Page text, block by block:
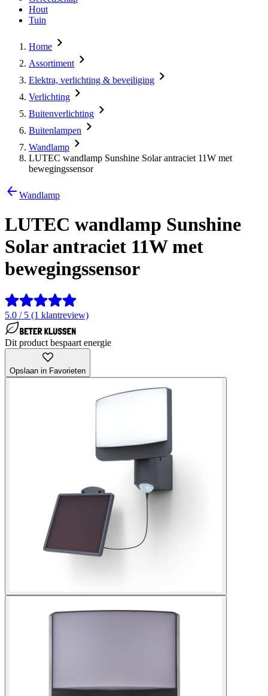
Hout
Tuin
Home
Assortiment
Elektra, verlichting & beveiliging
Verlichting
Buitenverlichting
Buitenlampen
Wandlamp
LUTEC wandlamp Sunshine Solar antraciet 11W met
bewegingssensor
Wandlamp
LUTEC wandlamp Sunshine
Solar antraciet 11W met
bewegingssensor
5.0 / 5 (1 klantreview)
Dit product bespaart energie
Opslaan in Favorieten